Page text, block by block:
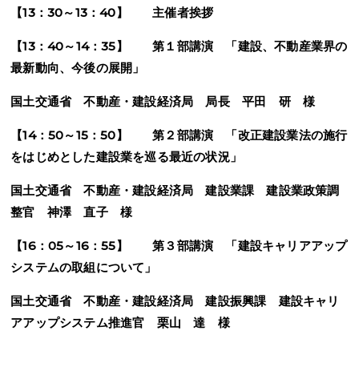
【13：30～13：40】 主催者挨拶
【13：40～14：35】 第１部講演 「建設、不動産業界の
最新動向、今後の展開」
国土交通省 不動産・建設経済局 局長 平田 研 様
【14：50～15：50】 第２部講演 「改正建設業法の施行
をはじめとした建設業を巡る最近の状況」
国土交通省 不動産・建設経済局 建設業課 建設業政策調
整官 神澤 直子 様
【16：05～16：55】 第３部講演 「建設キャリアアップ
システムの取組について」
国土交通省 不動産・建設経済局 建設振興課 建設キャリ
アアップシステム推進官 栗山 達 様